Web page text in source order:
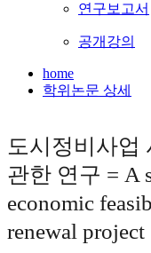
연구보고서
공개강의
home
학위논문 상세
도시정비사업
관한 연구 = A
economic
renewal project